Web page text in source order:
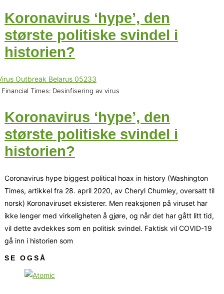
Koronavirus ‘hype’, den
største politiske svindel i
historien?
Financial Times: Desinfisering av virus
Koronavirus ‘hype’, den
største politiske svindel i
historien?
Coronavirus hype biggest political hoax in history (Washington
Times, artikkel fra 28. april 2020, av Cheryl Chumley, oversatt til
norsk) Koronaviruset eksisterer. Men reaksjonen på viruset har
ikke lenger med virkeligheten å gjøre, og når det har gått litt tid,
vil dette avdekkes som en politisk svindel. Faktisk vil COVID-19
gå inn i historien som
SE OGSÅ